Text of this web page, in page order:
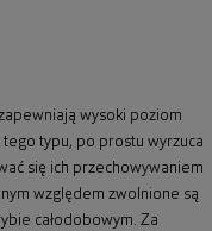
wysoki poziom
typu, po prostu wyrzuca
się ich przechowywaniem
względem zwolnione są
całodobowym. Za